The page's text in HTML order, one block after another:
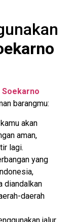
Soekarno
barangmu:
akan
aman,
lagi.
yang
diandalkan
daerah